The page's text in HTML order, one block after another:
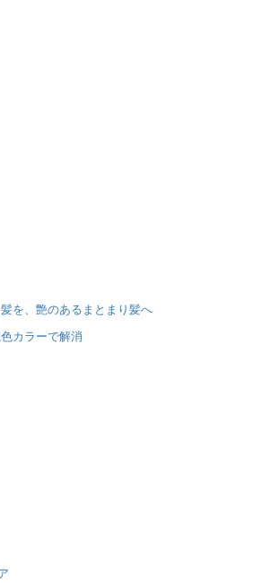
を、艶のあるまとまり髪へ
カラーで解消